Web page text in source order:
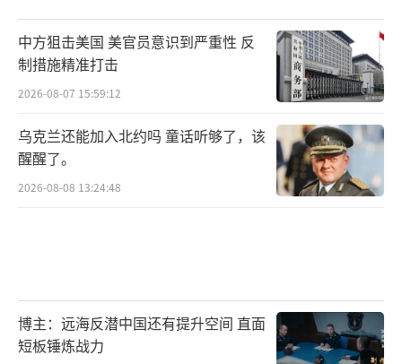
中方狙击美国 美官员意识到严重性 反
制措施精准打击
2026-08-07 15:59:12
乌克兰还能加入北约吗 童话听够了，该
醒醒了。
2026-08-08 13:24:48
博主：远海反潜中国还有提升空间 直面
短板锤炼战力